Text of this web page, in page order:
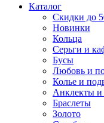
Каталог
Скидки до
Новинки
Кольца
Серьги и
Бусы
Любовь и
Колье и
Анклекты и
Браслеты
Золото